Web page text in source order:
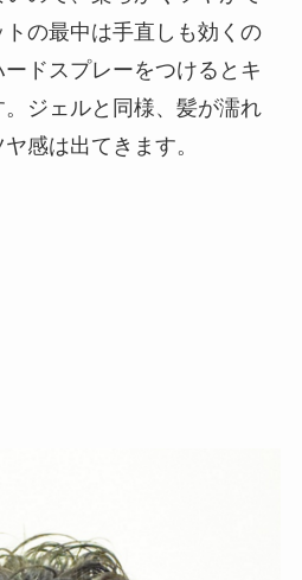
の最中は手直しも効くの
ドスプレーをつけるとキ
ジェルと同様、髪が濡れ
感は出てきます。